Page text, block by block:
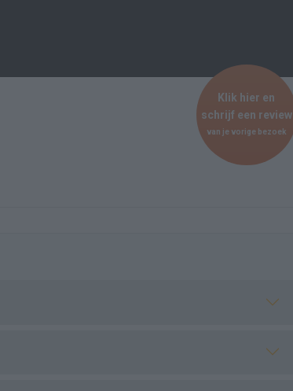
Klik hier en
schrijf een review
van je vorige bezoek